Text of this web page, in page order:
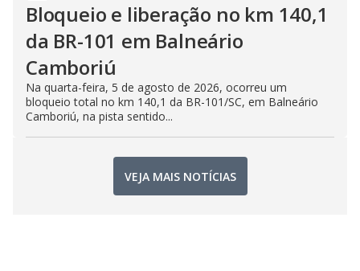
Bloqueio e liberação no km 140,1
da BR-101 em Balneário
Camboriú
Na quarta-feira, 5 de agosto de 2026, ocorreu um
bloqueio total no km 140,1 da BR-101/SC, em Balneário
Camboriú, na pista sentido...
VEJA MAIS NOTÍCIAS